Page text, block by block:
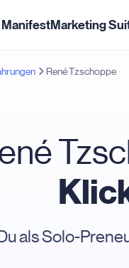
ManifestMarketing
René Tzschoppe
als Solo-